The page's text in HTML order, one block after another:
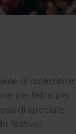
di dicembre!
perfetta per
di speciale
festivo: